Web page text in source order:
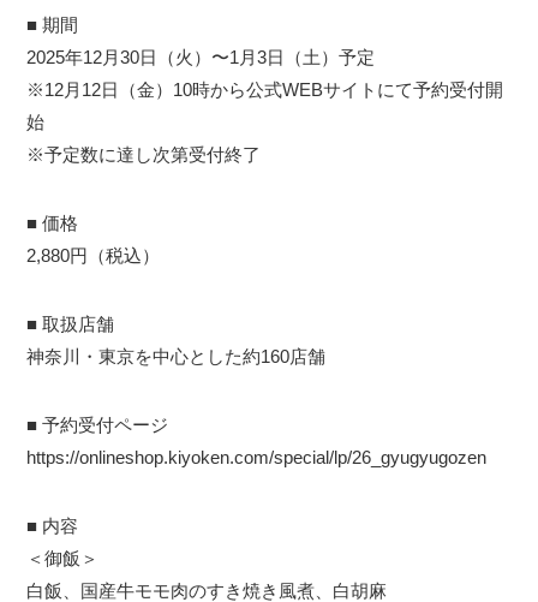
■ 期間
2025年12月30日（火）〜1月3日（土）予定
※12月12日（金）10時から公式WEBサイトにて予約受付開
始
※予定数に達し次第受付終了
■ 価格
2,880円（税込）
■ 取扱店舗
神奈川・東京を中心とした約160店舗
■ 予約受付ページ
https://onlineshop.kiyoken.com/special/lp/26_gyugyugozen
■ 内容
＜御飯＞
白飯、国産牛モモ肉のすき焼き風煮、白胡麻